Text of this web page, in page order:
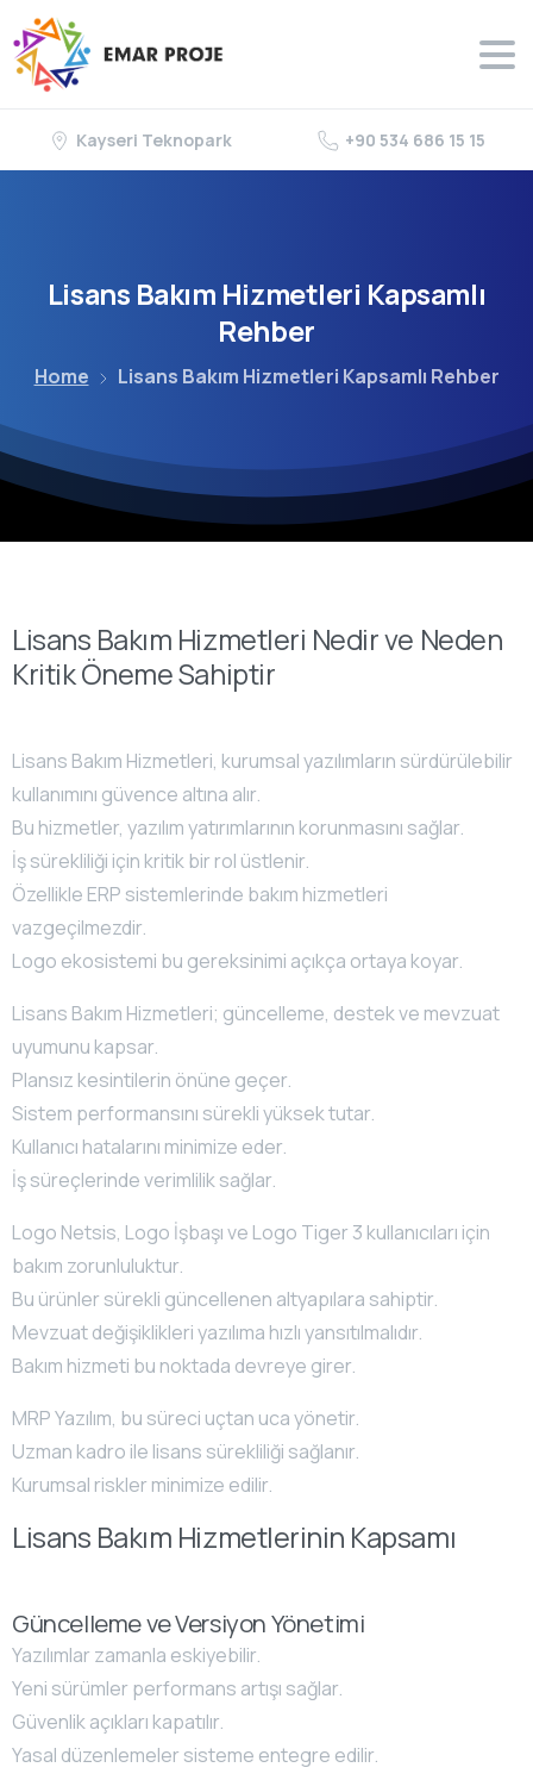
Kayseri Teknopark +90 534 686 15 15
Lisans Bakım Hizmetleri Kapsamlı
Rehber
Home Lisans Bakım Hizmetleri Kapsamlı Rehber
Lisans Bakım Hizmetleri Nedir ve Neden
Kritik Öneme Sahiptir
Lisans Bakım Hizmetleri, kurumsal yazılımların sürdürülebilir
kullanımını güvence altına alır.
Bu hizmetler, yazılım yatırımlarının korunmasını sağlar.
İş sürekliliği için kritik bir rol üstlenir.
Özellikle ERP sistemlerinde bakım hizmetleri
vazgeçilmezdir.
Logo ekosistemi bu gereksinimi açıkça ortaya koyar.
Lisans Bakım Hizmetleri; güncelleme, destek ve mevzuat
uyumunu kapsar.
Plansız kesintilerin önüne geçer.
Sistem performansını sürekli yüksek tutar.
Kullanıcı hatalarını minimize eder.
İş süreçlerinde verimlilik sağlar.
Logo Netsis, Logo İşbaşı ve Logo Tiger 3 kullanıcıları için
bakım zorunluluktur.
Bu ürünler sürekli güncellenen altyapılara sahiptir.
Mevzuat değişiklikleri yazılıma hızlı yansıtılmalıdır.
Bakım hizmeti bu noktada devreye girer.
MRP Yazılım, bu süreci uçtan uca yönetir.
Uzman kadro ile lisans sürekliliği sağlanır.
Kurumsal riskler minimize edilir.
Lisans Bakım Hizmetlerinin Kapsamı
Güncelleme ve Versiyon Yönetimi
Yazılımlar zamanla eskiyebilir.
Yeni sürümler performans artışı sağlar.
Güvenlik açıkları kapatılır.
Yasal düzenlemeler sisteme entegre edilir.